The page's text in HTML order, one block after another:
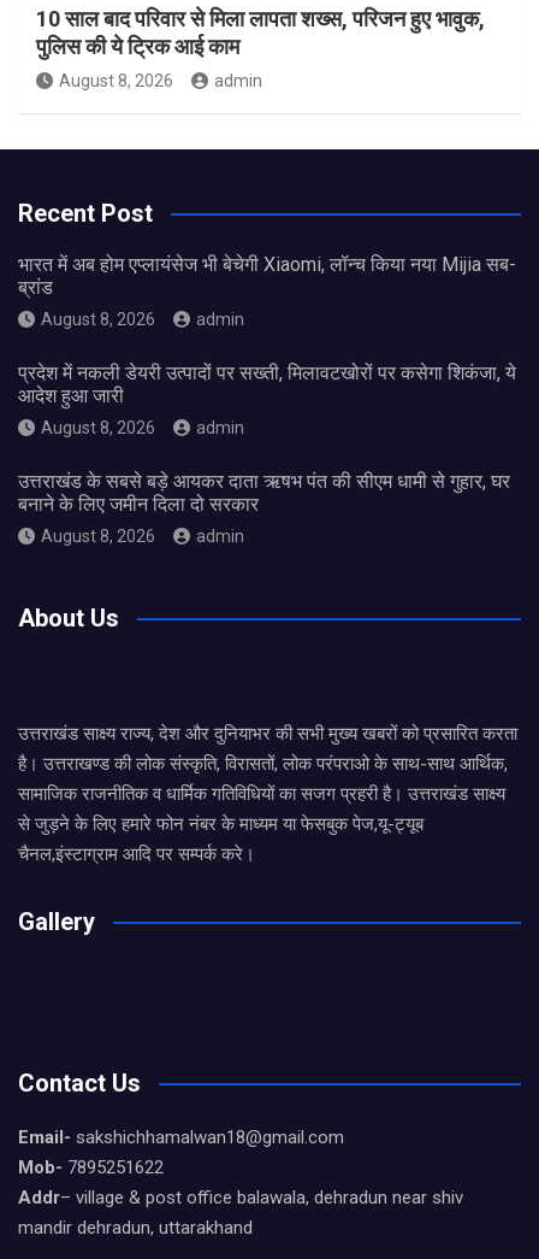
10 साल बाद परिवार से मिला लापता शख्स, परिजन हुए भावुक,
पुलिस की ये ट्रिक आई काम
August 8, 2026 admin
Recent Post
भारत में अब होम एप्लायंसेज भी बेचेगी Xiaomi, लॉन्च किया नया Mijia सब-
ब्रांड
August 8, 2026 admin
प्रदेश में नकली डेयरी उत्पादों पर सख्ती, मिलावटखोरों पर कसेगा शिकंजा, ये
आदेश हुआ जारी
August 8, 2026 admin
उत्तराखंड के सबसे बड़े आयकर दाता ऋषभ पंत की सीएम धामी से गुहार, घर
बनाने के लिए जमीन दिला दो सरकार
August 8, 2026 admin
About Us
उत्तराखंड साक्ष्य राज्य, देश और दुनियाभर की सभी मुख्य खबरों को प्रसारित करता
है। उत्तराखण्ड की लोक संस्कृति, विरासतों, लोक परंपराओ के साथ-साथ आर्थिक,
सामाजिक राजनीतिक व धार्मिक गतिविधियों का सजग प्रहरी है। उत्तराखंड साक्ष्य
से जुड़ने के लिए हमारे फोन नंबर के माध्यम या फेसबुक पेज,यू-ट्यूब
चैनल,इंस्टाग्राम आदि पर सम्पर्क करे।
Gallery
Contact Us
Email- sakshichhamalwan18@gmail.com
Mob- 7895251622
Addr– village & post office balawala, dehradun near shiv
mandir dehradun, uttarakhand